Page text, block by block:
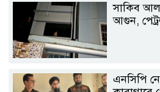
সাকিব আল
আগুন,
এনসিপি